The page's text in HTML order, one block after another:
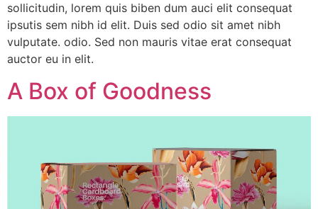
sollicitudin, lorem quis biben dum auci elit consequat
ipsutis sem nibh id elit. Duis sed odio sit amet nibh
vulputate. odio. Sed non mauris vitae erat consequat
auctor eu in elit.
A Box of Goodness